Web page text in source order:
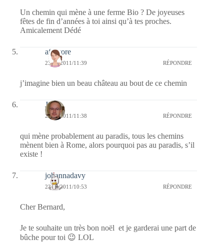
Un chemin qui mène à une ferme Bio ? De joyeuses
fêtes de fin d’années à toi ainsi qu’à tes proches.
Amicalement Dédé
afaurore
23/12/2011/11:39 RÉPONDRE
j’imagine bien un beau château au bout de ce chemin
Jj
23/12/2011/11:38 RÉPONDRE
qui mène probablement au paradis, tous les chemins
mènent bien à Rome, alors pourquoi pas au paradis, s’il
existe !
johannadavy
23/12/2011/10:53 RÉPONDRE
Cher Bernard,
Je te souhaite un très bon noël et je garderai une part de
bûche pour toi 😉 LOL